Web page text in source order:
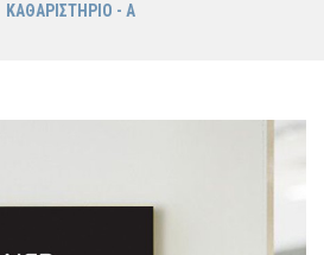
ΚΑΘΑΡΙΣΤΗΡΙΟ - A